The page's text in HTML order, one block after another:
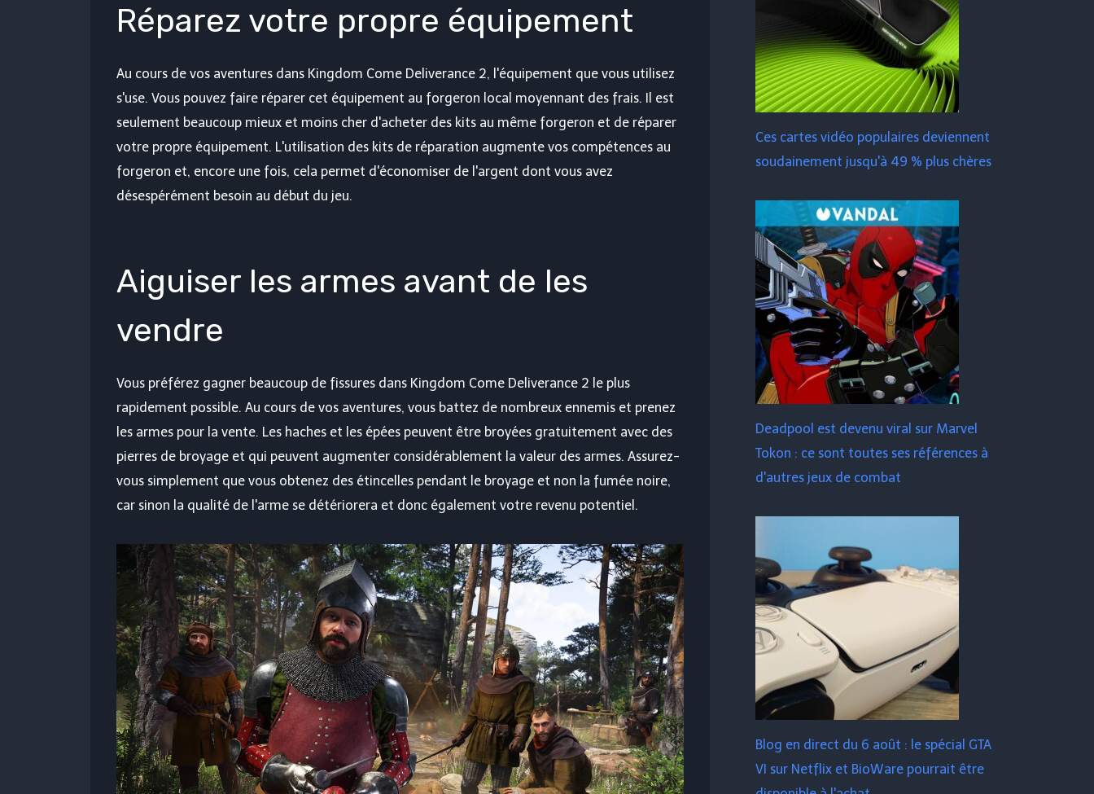
Réparez votre propre équipement
Au cours de vos aventures dans Kingdom Come Deliverance 2, l'équipement que vous utilisez
s'use. Vous pouvez faire réparer cet équipement au forgeron local moyennant des frais. Il est
seulement beaucoup mieux et moins cher d'acheter des kits au même forgeron et de réparer
votre propre équipement. L'utilisation des kits de réparation augmente vos compétences au
forgeron et, encore une fois, cela permet d'économiser de l'argent dont vous avez
désespérément besoin au début du jeu.
Aiguiser les armes avant de les
vendre
Vous préférez gagner beaucoup de fissures dans Kingdom Come Deliverance 2 le plus
rapidement possible. Au cours de vos aventures, vous battez de nombreux ennemis et prenez
les armes pour la vente. Les haches et les épées peuvent être broyées gratuitement avec des
pierres de broyage et qui peuvent augmenter considérablement la valeur des armes. Assurez-
vous simplement que vous obtenez des étincelles pendant le broyage et non la fumée noire,
car sinon la qualité de l'arme se détériorera et donc également votre revenu potentiel.
Ces cartes vidéo populaires deviennent
soudainement jusqu'à 49 % plus chères
Deadpool est devenu viral sur Marvel
Tokon : ce sont toutes ses références à
d'autres jeux de combat
Blog en direct du 6 août : le spécial GTA
VI sur Netflix et BioWare pourrait être